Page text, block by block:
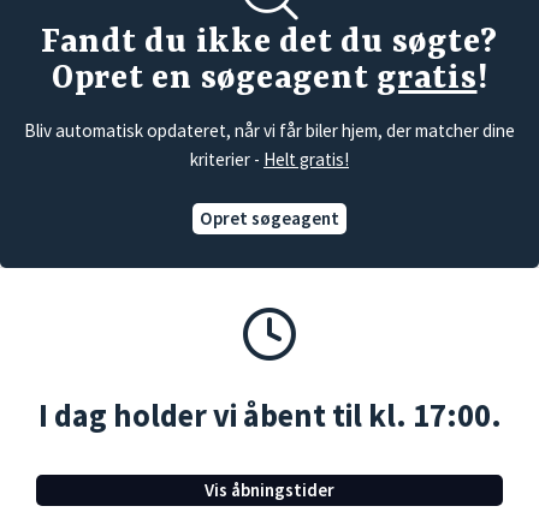
Fandt du ikke det du søgte?
Opret en søgeagent gratis!
Bliv automatisk opdateret, når vi får biler hjem, der matcher dine
kriterier - Helt gratis!
Opret søgeagent
I dag holder vi åbent til kl. 17:00.
Vis åbningstider